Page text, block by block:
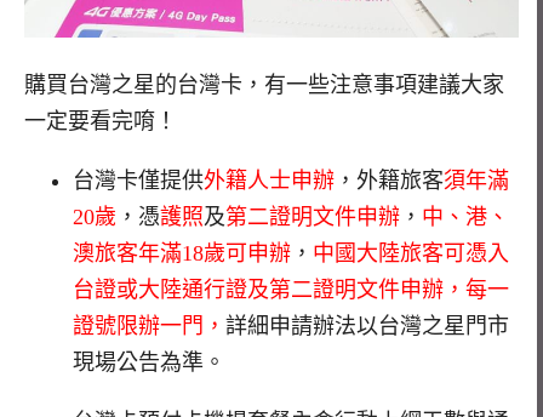
購買台灣之星的台灣卡，有一些注意事項建議大家
一定要看完唷！
台灣卡僅提供外籍人士申辦 ，外籍旅客須年滿
20歲 ，憑護照及第二證明文件申辦 ， 中、港、
澳旅客年滿18歲可申辦 ， 中國大陸旅客可憑入
台證或大陸通行證及第二證明文件申辦，每一
證號限辦一門， 詳細申請辦法以台灣之星門市
現場公告為準。